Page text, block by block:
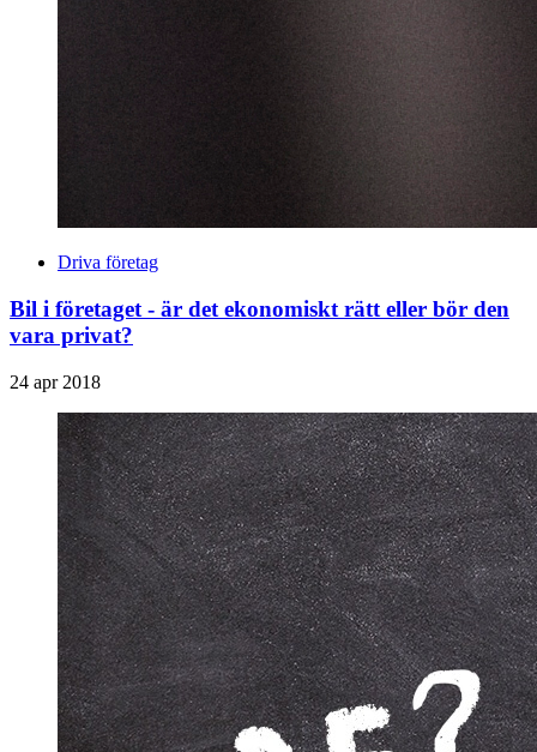
Driva företag
Bil i företaget - är det ekonomiskt rätt eller bör den
vara privat?
24 apr 2018